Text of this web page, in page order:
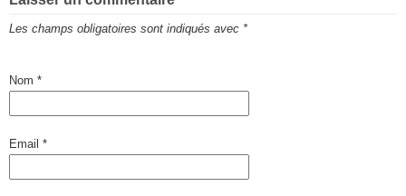
Les champs obligatoires sont indiqués avec *
Nom *
Email *